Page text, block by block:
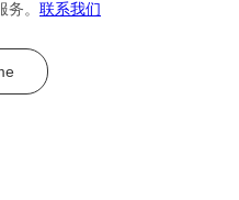
。 联系我们